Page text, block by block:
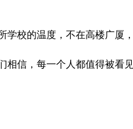
学校的温度，不在高楼广厦
相信，每一个人都值得被看